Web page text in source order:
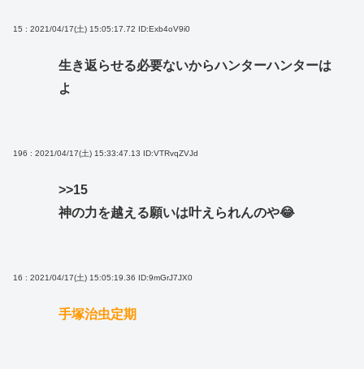
15 : 2021/04/17(土) 15:05:17.72 ID:Exb4oV9i0
生き返らせる必要ないからハンターハンターは
よ
196 : 2021/04/17(土) 15:33:47.13 ID:VTRvqZVJd
>>15
神の力を越える願いは叶えられんのや😂
16 : 2021/04/17(土) 15:05:19.36 ID:9mGrJ7JX0
手塚治虫定期